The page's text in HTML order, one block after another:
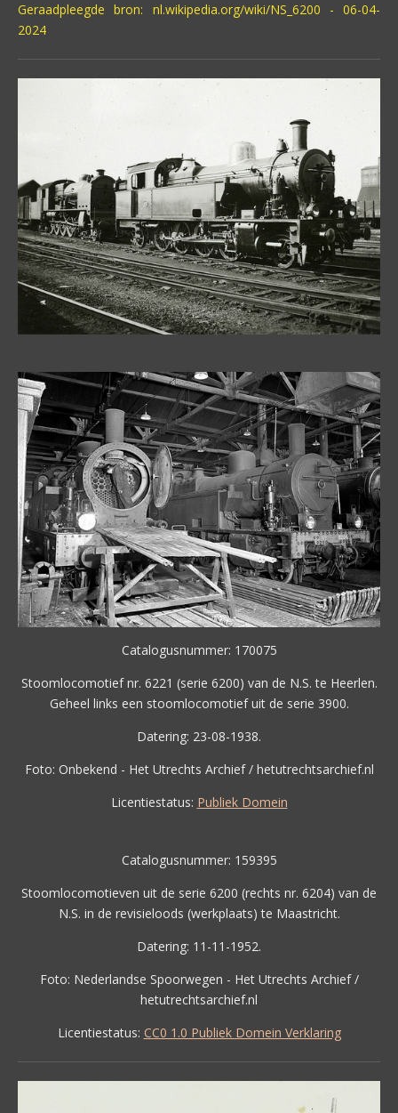
Geraadpleegde bron: nl.wikipedia.org/wiki/NS_6200 - 06-04-
2024
Catalogusnummer: 170075
Stoomlocomotief nr. 6221 (serie 6200) van de N.S. te Heerlen.
Geheel links een stoomlocomotief uit de serie 3900.
Datering: 23-08-1938.
Foto: Onbekend - Het Utrechts Archief / hetutrechtsarchief.nl
Licentiestatus: Publiek Domein
Catalogusnummer: 159395
Stoomlocomotieven uit de serie 6200 (rechts nr. 6204) van de
N.S. in de revisieloods (werkplaats) te Maastricht.
Datering: 11-11-1952.
Foto: Nederlandse Spoorwegen - Het Utrechts Archief /
hetutrechtsarchief.nl
Licentiestatus: CC0 1.0 Publiek Domein Verklaring